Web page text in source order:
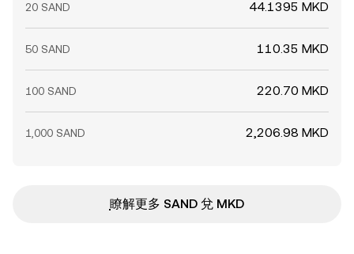
20 SAND 44.1395 MKD
50 SAND 110.35 MKD
100 SAND 220.70 MKD
1,000 SAND 2,206.98 MKD
ִִִִִִִִִִִִִִִִִִִִִִִִִִִִִִִִִִִִִִִִִִִִִִִ瞭解更多 SAND 兌 MKD